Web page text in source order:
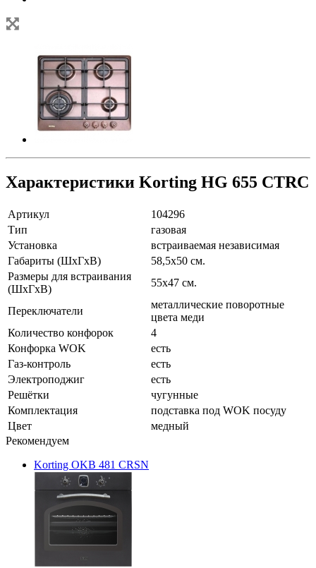
Характеристики Korting HG 655 CTRC
Артикул
104296
Тип
газовая
Установка
встраиваемая независимая
Габариты (ШхГхВ)
58,5х50 см.
Размеры для встраивания
(ШхГхВ)
55х47 см.
Переключатели
металлические поворотные
цвета меди
Количество конфорок
4
Конфорка WOK
есть
Газ-контроль
есть
Электроподжиг
есть
Решётки
чугунные
Комплектация
подставка под WOK посуду
Цвет
медный
Рекомендуем
Korting OKB 481 CRSN